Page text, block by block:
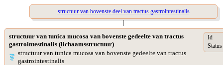
structuur van bovenste deel van tractus gastrointestinalis
|
structuur van tunica mucosa van bovenste gedeelte van tractus
gastrointestinalis (lichaamsstructuur)
structuur van tunica mucosa van bovenste gedeelte van tractus
gastrointestinalis
Id
Status